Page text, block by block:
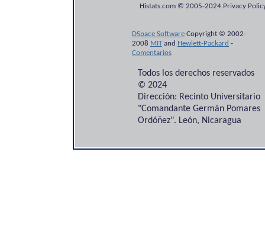
Histats.com © 2005-2024 Privacy
DSpace Software Copyright © 2002-
2008 MITand Hewlett-Packard -
Comentarios
Todos los derechos reservados
© 2024
Dirección: Recinto Universitario
"Comandante Germán Pomares
Ordóñez". León, Nicaragua